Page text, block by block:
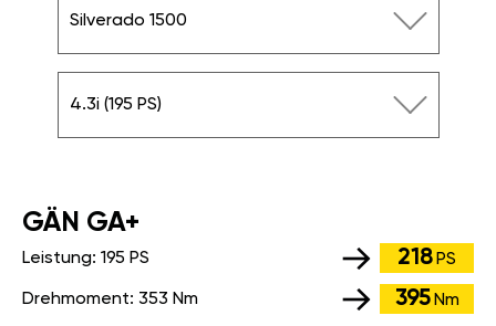
Silverado 1500
4.3i (195 PS)
GÄN GA+
Leistung: 195 PS 218 PS
Drehmoment: 353 Nm 395 Nm